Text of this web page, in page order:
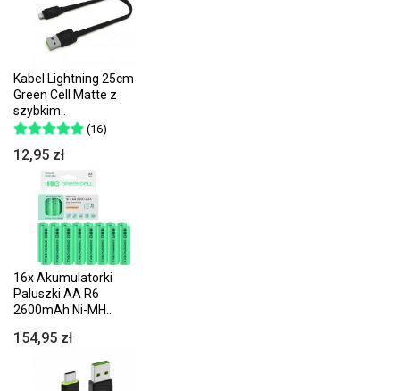
Kabel Lightning 25cm
Green Cell Matte z
szybkim..
(16)
12,95 zł
16x Akumulatorki
Paluszki AA R6
2600mAh Ni-MH..
154,95 zł